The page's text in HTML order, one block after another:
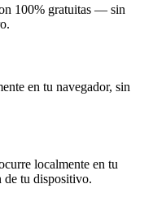
100% gratuitas — sin
en tu navegador, sin
localmente en tu
de tu dispositivo.